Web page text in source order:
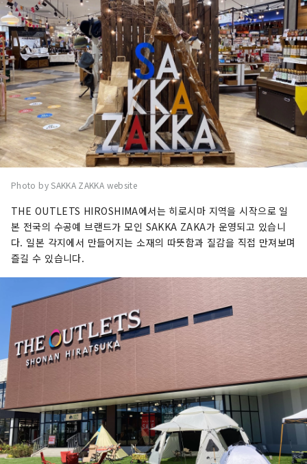
Photo by SAKKA ZAKKA website
THE OUTLETS HIROSHIMA에서는 히로시마 지역을 시작으로 일
본 전국의 수공예 브랜드가 모인 SAKKA ZAKA가 운영되고 있습니
다. 일본 각지에서 만들어지는 소재의 따뜻함과 질감을 직접 만져보며
즐길 수 있습니다.